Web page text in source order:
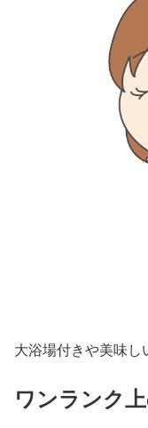
大浴場付きや美味し
ワンランク